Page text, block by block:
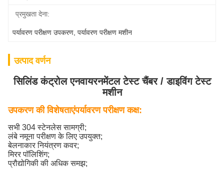
प्रमुखता देना:
पर्यावरण परीक्षण उपकरण पर्यावरण परीक्षण मशीन
उत्पाद वर्णन
सिलिंड कंट्रोल एनवायरनमेंटल टेस्ट चैंबर / डाइविंग टेस्ट
मशीन
उपकरण की विशेषताएंपर्यावरण परीक्षण कक्ष:
सभी 304 स्टेनलेस सामग्री;
लंबे नमूना परीक्षण के लिए उपयुक्त;
बेलनाकार नियंत्रण कवर;
मिरर पॉलिशिंग;
प्रौद्योगिकी की अधिक समझ;